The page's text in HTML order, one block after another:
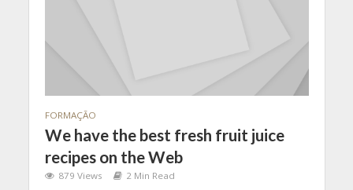
FORMAÇÃO
We have the best fresh fruit juice
recipes on the Web
879 Views 2 Min Read